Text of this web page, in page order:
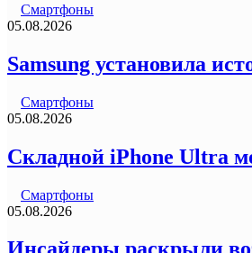
Смартфоны
05.08.2026
Samsung установила
Смартфоны
05.08.2026
Складной iPhone Ultra
Смартфоны
05.08.2026